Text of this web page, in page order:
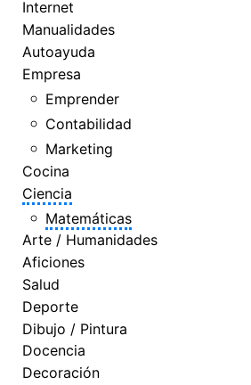
Internet
Manualidades
Autoayuda
Empresa
Emprender
Contabilidad
Marketing
Cocina
Ciencia
Matemáticas
Arte / Humanidades
Aficiones
Salud
Deporte
Dibujo / Pintura
Docencia
Decoración